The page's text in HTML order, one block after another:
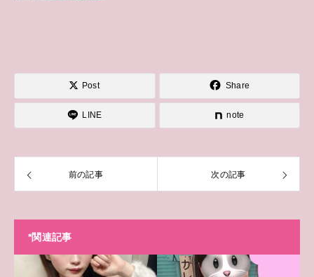
Post Share
LINE note
前の記事 次の記事
*関連記事